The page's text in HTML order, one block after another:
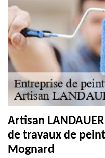
Artisan
de travaux de
Mognard